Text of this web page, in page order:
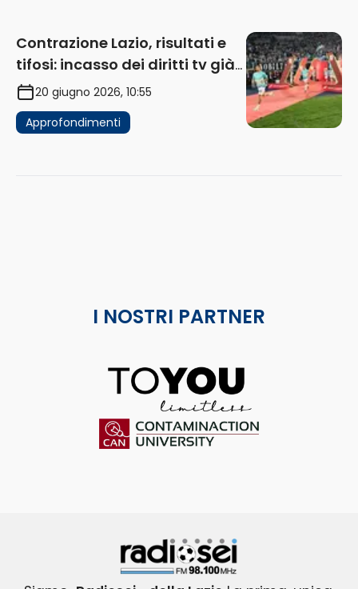
Contrazione Lazio, risultati e
tifosi: incasso dei diritti tv già
in flessione
20 giugno 2026, 10:55
Approfondimenti
I NOSTRI PARTNER
ToYou